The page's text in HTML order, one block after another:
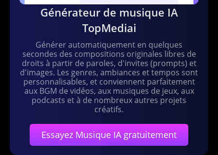
Générateur de musique IA
TopMediai
Générer automatiquement en quelques
secondes des compositions originales libres de
droits à partir de paroles, d'invites (prompts) et
d'images. Les genres, ambiances et tempos sont
personnalisables, et conviennent parfaitement
aux BGM de vidéos, aux musiques de jeux, aux
podcasts et à de nombreux autres projets
créatifs.
Essayez Musique IA gratuitement